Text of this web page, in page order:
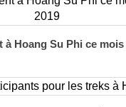
à Hoang Su Phi ce